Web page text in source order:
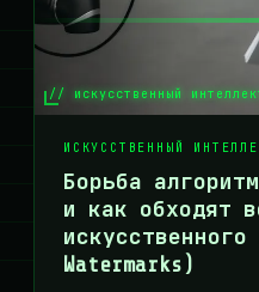
// искусственный
ИСКУССТВЕННЫЙ
Борьба
и как обходят
Watermarks)